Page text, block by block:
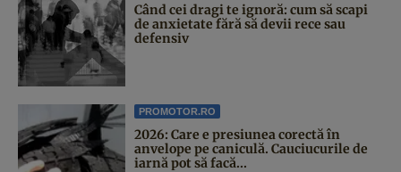
Când cei dragi te ignoră: cum să scapi
de anxietate fără să devii rece sau
defensiv
PROMOTOR.RO
2026: Care e presiunea corectă în
anvelope pe caniculă. Cauciucurile de
iarnă pot să facă...